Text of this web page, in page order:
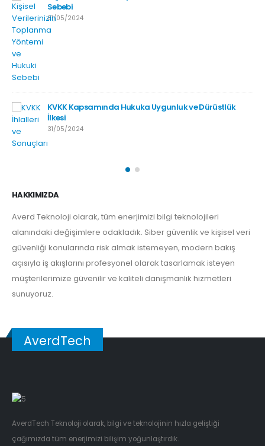
Sebebi
31/05/2024
KVKK Kapsamında Hukuka Uygunluk ve Dürüstlük
İlkesi
31/05/2024
HAKKIMIZDA
Averd Teknoloji olarak, tüm enerjimizi bilgi teknolojileri
alanındaki değişimlere odakladık. Siber güvenlik ve kişisel veri
güvenliği konularında risk almak istemeyen, modern bakış
açısıyla iş akışlarını profesyonel olarak tasarlamak isteyen
müşterilerimize güvenilir ve kaliteli danışmanlık hizmetleri
sunuyoruz.
AverdTech
AverdTech Teknoloji olarak, bilgi ve teknolojinin hızla geliştiği
çağımızda tüm enerjimizi bilişim yoğunlaştırdık.